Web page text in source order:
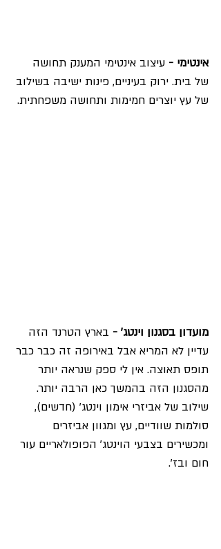
אינטימי - עיצוב אינטימי המענק תחושה
של בית. ירוק בעיניים, פינות ישיבה בשילוב
של עץ יוצרים חמימות ותחושה משפחתית.
מועדון בסגנון וינטג' - בארץ הטרנד הזה
עדיין לא המריא אבל באירופה זה כבר כבר
תופס תאוצה. אין לי ספק שנראה יותר
מהסגנון הזה בהמשך כאן הרבה יותר.
שילוב של אביזרי אימון וינטג' (חדשים),
סולמות שוודיים, עץ ומגוון אביזרים
ומכשירים בצבעי הוינטג' הפופולאריים עור
חום ובז'.